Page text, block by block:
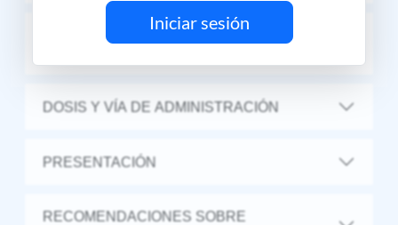
Iniciar sesión
INTERACCIONES MEDICAMENTOSAS Y
DOSIS Y VÍA DE ADMINISTRACIÓN
PRESENTACIÓN
RECOMENDACIONES SOBRE